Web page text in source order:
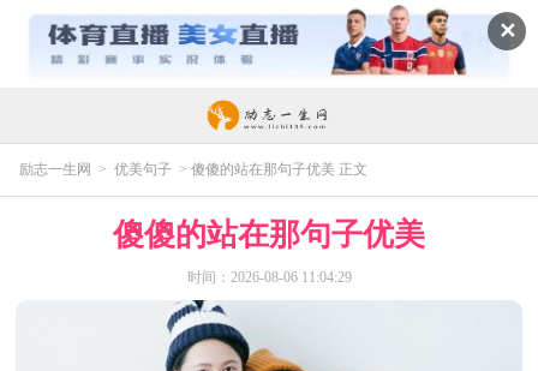
✕
励志一生网 > 优美句子 > 傻傻的站在那句子优美 正文
傻傻的站在那句子优美
时间：2026-08-06 11:04:29